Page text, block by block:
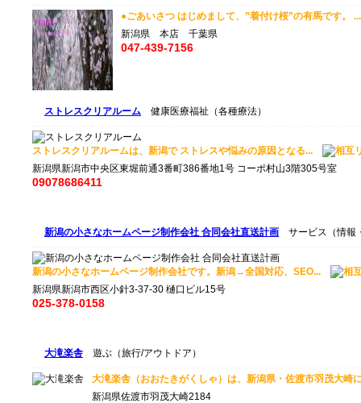
●ごあいさつ はじめまして、”着付け桜”の有馬です
新潟県 本店 千葉県
047-439-7156
ストレスクリアルーム 健康医療福祉（各種療法）
ストレスクリアルームは、新潟で ストレスや悩みの原因となる...
新潟県新潟市中央区東堀前通3番町386番地1号 コーポ村山3階305号室
09078686411
新潟の小さなホームページ制作会社 合同会社直送計画 サービス（情報
新潟の小さなホームページ制作会社です。新潟→全国対応、SEO...
新潟県新潟市西区小針3-37-30 樋口ビル15号
025-378-0158
大滝楽舎 遊ぶ（旅行/アウトドア）
大滝楽舎（おおたきがくしゃ）は、新潟県・佐渡市羽茂大
新潟県佐渡市羽茂大崎2184